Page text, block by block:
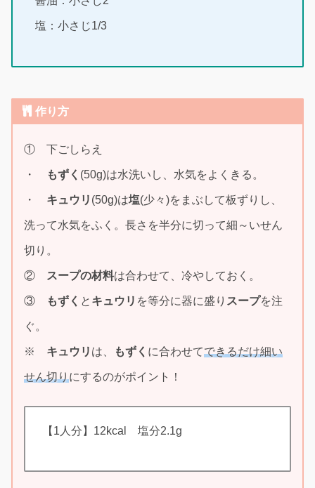
塩：小さじ1/3
作り方
① 下ごしらえ
・ もずく (50g)は水洗いし、水気をよくきる。
・ キュウリ (50g)は塩(少々)をまぶして板ずりし、
洗って水気をふく。長さを半分に切って細～いせん
切り。
② スープの材料は合わせて、冷やしておく。
③ もずく と キュウリ を等分に器に盛り スープを注
ぐ。
※ キュウリ は、 もずく に合わせてできるだけ細い
せん切りにするのがポイント！
【1人分】12kcal 塩分2.1g